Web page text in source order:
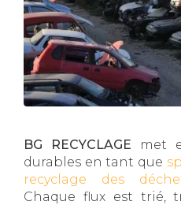
BG RECYCLAGE met
durables en tant que
recyclage des
Chaque flux est trié,